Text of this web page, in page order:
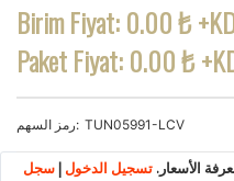
Birim Fiyat:0.00 ₺
Paket Fiyat:0.00 ₺
رمز السهم TUN05991-LCV
الأسعار. تسجيل الدخول | سجل